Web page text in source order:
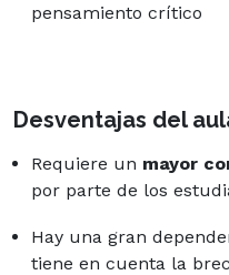
pensamiento crítico
Desventajas del
Requiere un mayor
por parte de los
Hay una gran
tiene en cuenta la